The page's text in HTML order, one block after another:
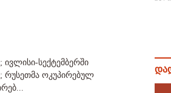
სექტემბერში
რუსეთმა ოკუპირებულ